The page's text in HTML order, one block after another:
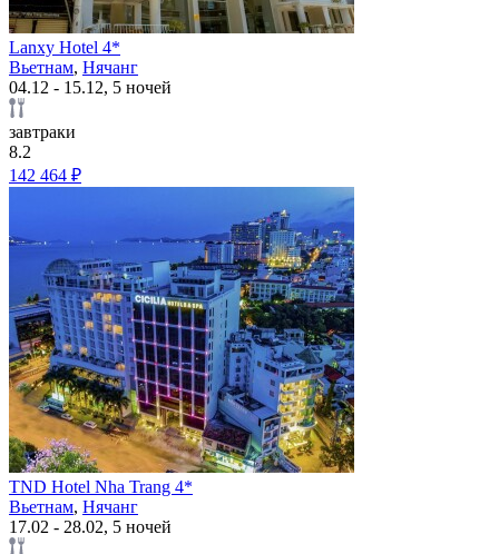
Lanxy Hotel 4*
Вьетнам, Нячанг
04.12 - 15.12, 5 ночей
завтраки
8.2
142 464 ₽
TND Hotel Nha Trang 4*
Вьетнам, Нячанг
17.02 - 28.02, 5 ночей